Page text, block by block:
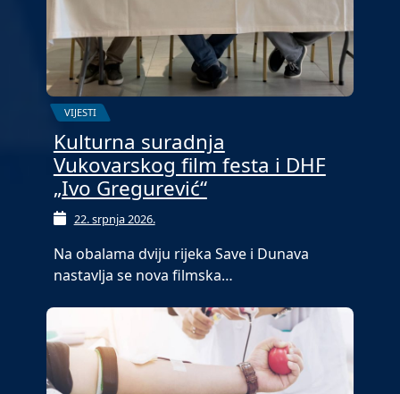
VIJESTI
Kulturna suradnja
Vukovarskog film festa i DHF
„Ivo Gregurević“
22. srpnja 2026.
Na obalama dviju rijeka Save i Dunava
nastavlja se nova filmska…